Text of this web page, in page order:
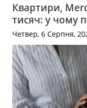
Квартири,
тисяч: у чому
Четвер, 6 Серпня,